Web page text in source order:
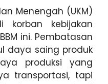
Menengah (UKM)
korban kebijakan
ini. Pembatasan
daya saing produk
produksi yang
transportasi, tapi